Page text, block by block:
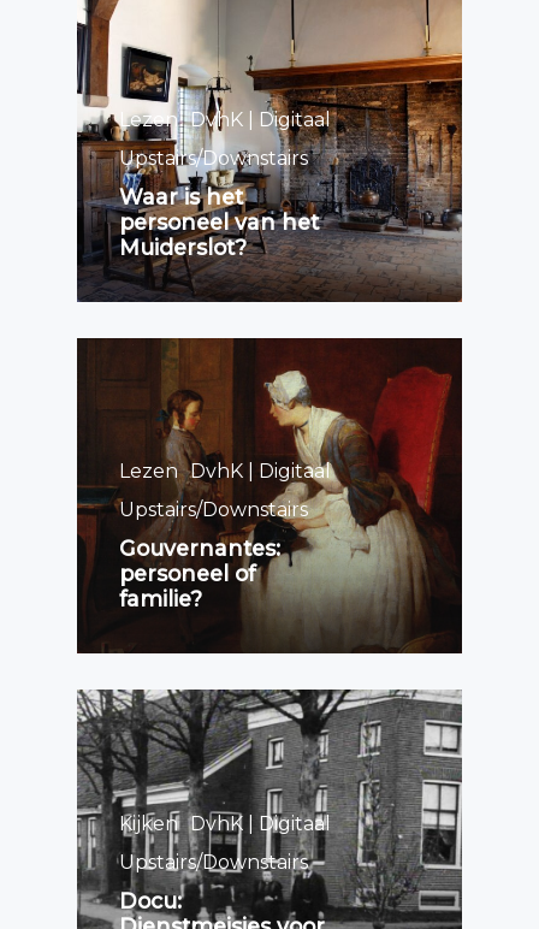
Lezen DvhK | Digitaal
Upstairs/Downstairs
Waar is het
personeel van het
Muiderslot?
Lezen DvhK | Digitaal
Upstairs/Downstairs
Gouvernantes:
personeel of
familie?
Kijken DvhK | Digitaal
Upstairs/Downstairs
Docu: